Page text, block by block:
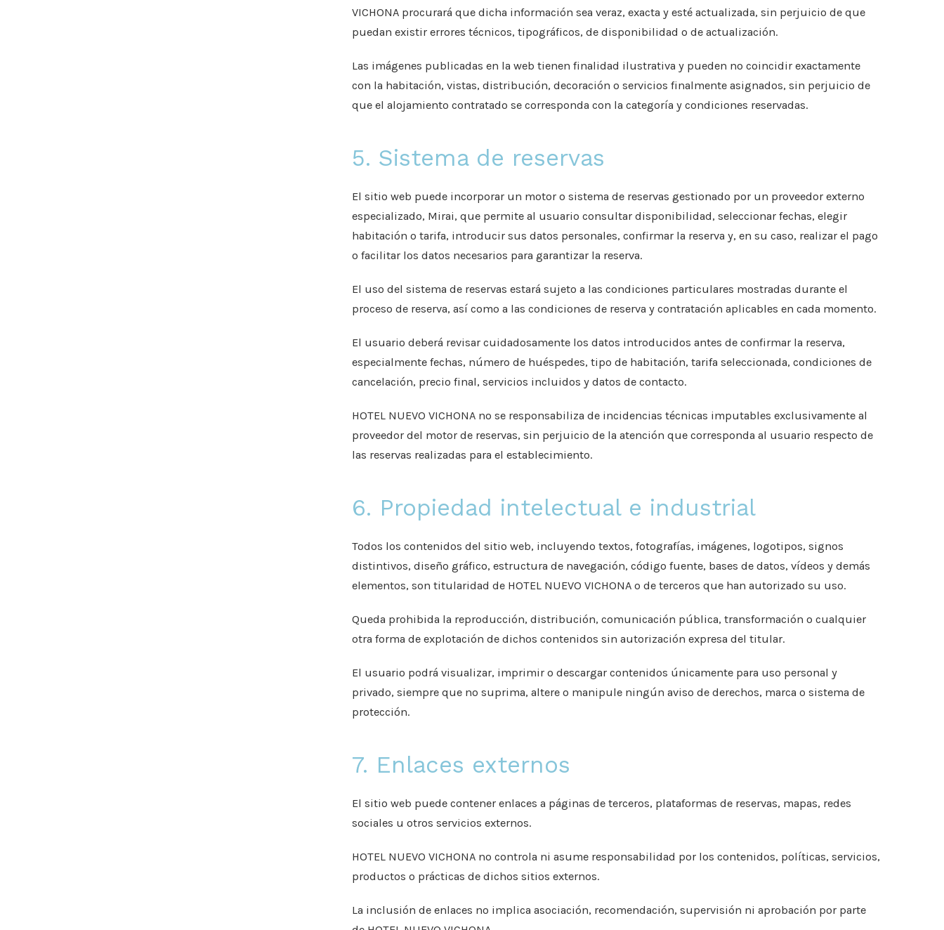
VICHONA procurará que dicha información sea veraz, exacta y esté actualizada, sin perjuicio de que
puedan existir errores técnicos, tipográficos, de disponibilidad o de actualización.
Las imágenes publicadas en la web tienen finalidad ilustrativa y pueden no coincidir exactamente
con la habitación, vistas, distribución, decoración o servicios finalmente asignados, sin perjuicio de
que el alojamiento contratado se corresponda con la categoría y condiciones reservadas.
5. Sistema de reservas
El sitio web puede incorporar un motor o sistema de reservas gestionado por un proveedor externo
especializado, Mirai, que permite al usuario consultar disponibilidad, seleccionar fechas, elegir
habitación o tarifa, introducir sus datos personales, confirmar la reserva y, en su caso, realizar el pago
o facilitar los datos necesarios para garantizar la reserva.
El uso del sistema de reservas estará sujeto a las condiciones particulares mostradas durante el
proceso de reserva, así como a las condiciones de reserva y contratación aplicables en cada momento.
El usuario deberá revisar cuidadosamente los datos introducidos antes de confirmar la reserva,
especialmente fechas, número de huéspedes, tipo de habitación, tarifa seleccionada, condiciones de
cancelación, precio final, servicios incluidos y datos de contacto.
HOTEL NUEVO VICHONA no se responsabiliza de incidencias técnicas imputables exclusivamente al
proveedor del motor de reservas, sin perjuicio de la atención que corresponda al usuario respecto de
las reservas realizadas para el establecimiento.
6. Propiedad intelectual e industrial
Todos los contenidos del sitio web, incluyendo textos, fotografías, imágenes, logotipos, signos
distintivos, diseño gráfico, estructura de navegación, código fuente, bases de datos, vídeos y demás
elementos, son titularidad de HOTEL NUEVO VICHONA o de terceros que han autorizado su uso.
Queda prohibida la reproducción, distribución, comunicación pública, transformación o cualquier
otra forma de explotación de dichos contenidos sin autorización expresa del titular.
El usuario podrá visualizar, imprimir o descargar contenidos únicamente para uso personal y
privado, siempre que no suprima, altere o manipule ningún aviso de derechos, marca o sistema de
protección.
7. Enlaces externos
El sitio web puede contener enlaces a páginas de terceros, plataformas de reservas, mapas, redes
sociales u otros servicios externos.
HOTEL NUEVO VICHONA no controla ni asume responsabilidad por los contenidos, políticas, servicios,
productos o prácticas de dichos sitios externos.
La inclusión de enlaces no implica asociación, recomendación, supervisión ni aprobación por parte